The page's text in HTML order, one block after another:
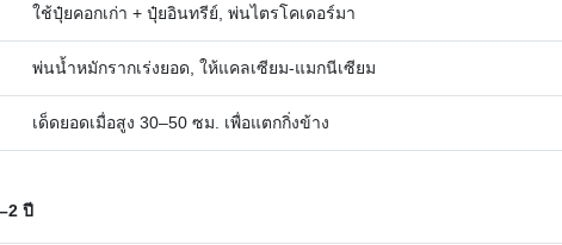
ใช้ปุ๋ยคอกเก่า + ปุ๋ยอินทรีย์, พ่นไตรโคเดอร์มา
พ่นน้ำหมักรากเร่งยอด, ให้แคลเซียม-แมกนีเซียม
เด็ดยอดเมื่อสูง 30–50 ซม. เพื่อแตกกิ่งข้าง
ปี